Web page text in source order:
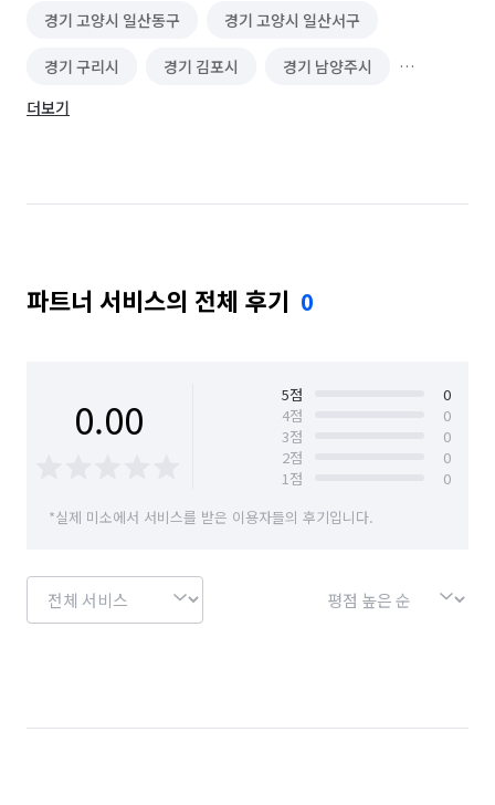
경기 고양시 일산동구 경기 고양시 일산서구
경기 구리시 경기 김포시 경기 남양주시
경기 동두천시
서울 강북구 서울 광진구 서울 노원구
서울 중랑구
더보기
파트너 서비스의 전체 후기 0
0.00 5점
0
4점
0
3점
0
2점
0
1점
0
*실제 미소에서 서비스를 받은 이용자들의 후기입니다.